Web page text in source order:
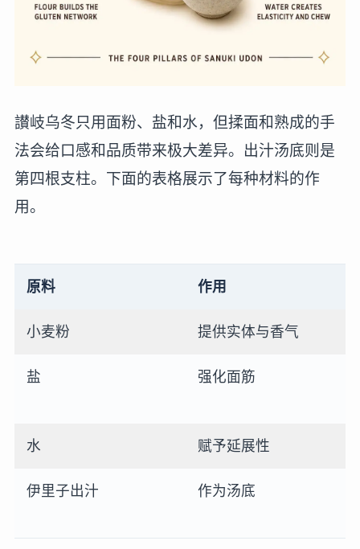
讃岐乌冬只用面粉、盐和水，但揉面和熟成的手
法会给口感和品质带来极大差异。出汁汤底则是
第四根支柱。下面的表格展示了每种材料的作
用。
原料 作用
小麦粉 提供实体与香气
盐 强化面筋
水 赋予延展性
伊里子出汁 作为汤底